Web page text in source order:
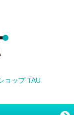
ョップ TAU